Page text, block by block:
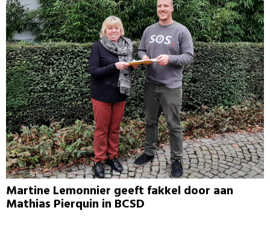
Martine Lemonnier geeft fakkel door aan
Mathias Pierquin in BCSD